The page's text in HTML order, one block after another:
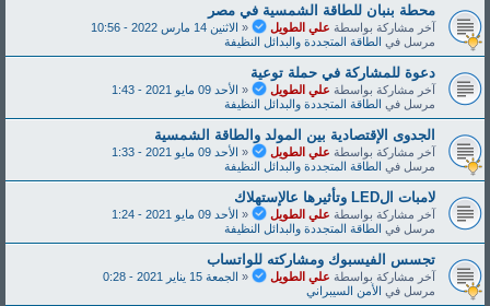
محطة بنبان للطاقة الشمسية في مصر
آخر مشاركة بواسطة علي الطويل « الاثنين 14 مارس 2022 - 10:56
مرسل في الطاقة المتجددة والبدائل النظيفة
دعوة للمشاركة في حملة توعية
آخر مشاركة بواسطة علي الطويل « الأحد 09 مايو 2021 - 1:43
مرسل في الطاقة المتجددة والبدائل النظيفة
الجدوى الإقتصادية بين المولد والطاقة الشمسية
آخر مشاركة بواسطة علي الطويل « الأحد 09 مايو 2021 - 1:33
مرسل في الطاقة المتجددة والبدائل النظيفة
لامبات الLED وتأثيرها عالإستهلاك
آخر مشاركة بواسطة علي الطويل « الأحد 09 مايو 2021 - 1:24
مرسل في الطاقة المتجددة والبدائل النظيفة
تجسس الفيسبوك ومشاركته للواتساب
آخر مشاركة بواسطة علي الطويل « الجمعة 15 يناير 2021 - 0:28
مرسل في الأمن السيبراني